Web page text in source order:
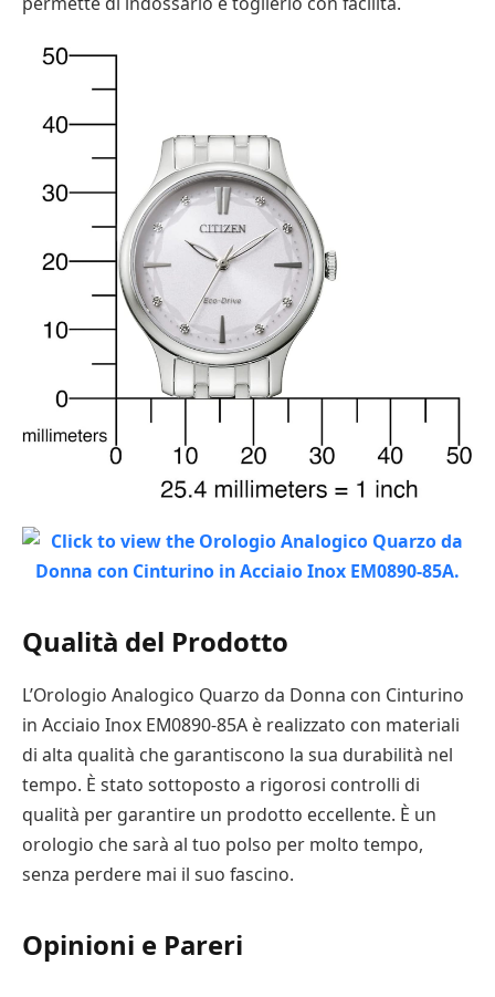
Qualità del Prodotto
L’Orologio Analogico Quarzo da Donna con Cinturino
in Acciaio Inox EM0890-85A è realizzato con materiali
di alta qualità che garantiscono la sua durabilità nel
tempo. È stato sottoposto a rigorosi controlli di
qualità per garantire un prodotto eccellente. È un
orologio che sarà al tuo polso per molto tempo,
senza perdere mai il suo fascino.
Opinioni e Pareri